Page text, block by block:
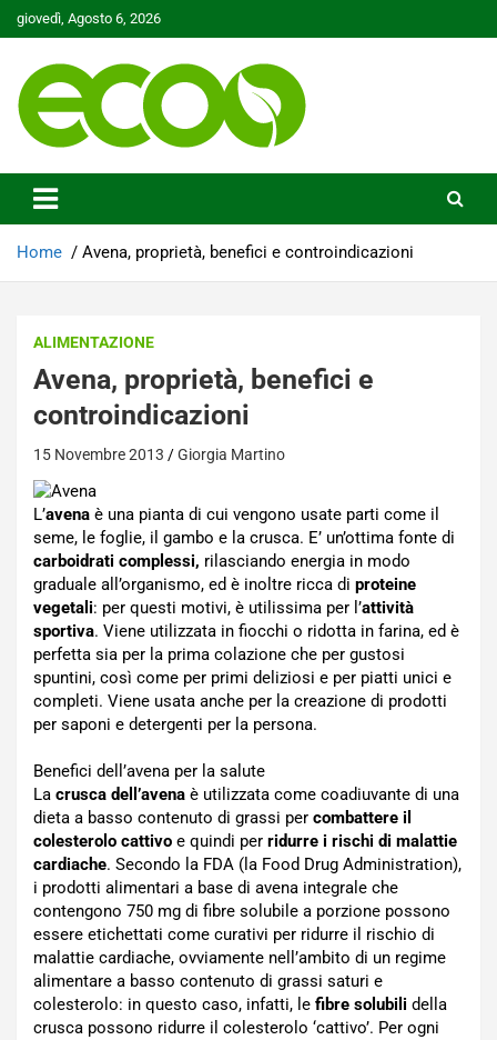
Skip
to
giovedì, Agosto 6, 2026
Ecoo.it
Home Avena, proprietà, benefici e controindicazioni
ALIMENTAZIONE
Avena, proprietà, benefici e
controindicazioni
15 Novembre 2013 Giorgia Martino
L’avena è una pianta di cui vengono usate parti come il
seme, le foglie, il gambo e la crusca. E’ un’ottima fonte di
carboidrati complessi, rilasciando energia in modo
graduale all’organismo, ed è inoltre ricca di proteine
vegetali: per questi motivi, è utilissima per l’attività
sportiva. Viene utilizzata in fiocchi o ridotta in farina, ed è
perfetta sia per la prima colazione che per gustosi
spuntini, così come per primi deliziosi e per piatti unici e
completi. Viene usata anche per la creazione di prodotti
per saponi e detergenti per la persona.
Benefici dell’avena per la salute
La crusca dell’avena è utilizzata come coadiuvante di una
dieta a basso contenuto di grassi per combattere il
colesterolo cattivo e quindi per ridurre i rischi di malattie
cardiache. Secondo la FDA (la Food Drug Administration),
i prodotti alimentari a base di avena integrale che
contengono 750 mg di fibre solubile a porzione possono
essere etichettati come curativi per ridurre il rischio di
malattie cardiache, ovviamente nell’ambito di un regime
alimentare a basso contenuto di grassi saturi e
colesterolo: in questo caso, infatti, le fibre solubili della
crusca possono ridurre il colesterolo ‘cattivo’. Per ogni